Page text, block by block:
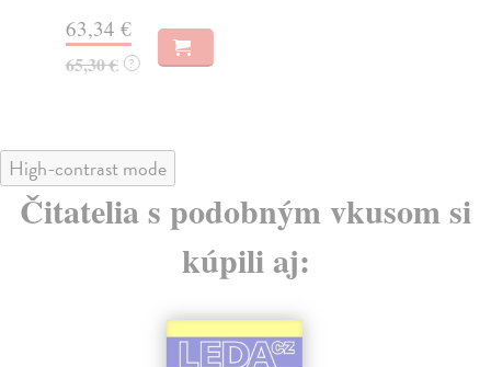
63,34 €
65,30 € ?
High-contrast mode
Čitatelia s podobným vkusom si
kúpili aj: